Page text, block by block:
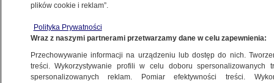
30.05.2012, 15:13
Udostępnij
plików cookie i reklam”.
Polityka Prywatności
Wraz z naszymi partnerami przetwarzamy dane w celu zapewnienia:
Przechowywanie informacji na urządzeniu lub dostęp do nich.
treści. Wykorzystywanie profili w celu doboru spersonalizowanych
spersonalizowanych reklam. Pomiar efektywności treści.